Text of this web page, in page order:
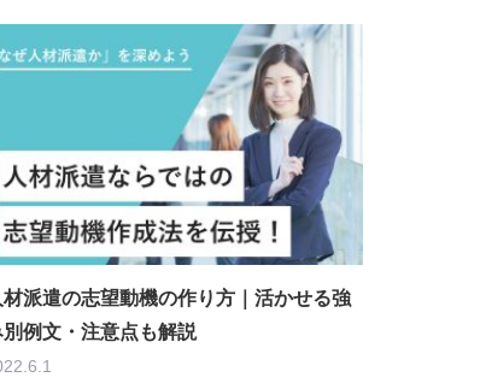
材派遣の志望動機の作り方｜活かせる強
別例文・注意点も解説